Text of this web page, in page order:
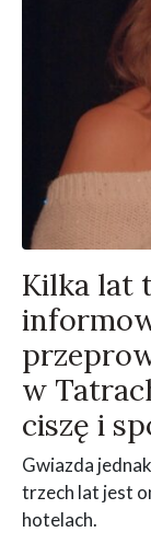
Kilka lat
w
ciszę i
Gwiazda
trzech lat jest
hotelach.